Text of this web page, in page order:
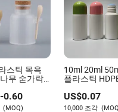
스틱 목욕
무 숟가락
-0.60
(MOQ)
10ml 20ml
플라스틱
병
US$0.07
10,000 조각